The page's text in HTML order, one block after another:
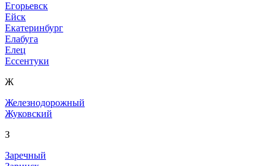
Егорьевск
Ейск
Екатеринбург
Елабуга
Елец
Ессентуки
Ж
Железнодорожный
Жуковский
З
Заречный